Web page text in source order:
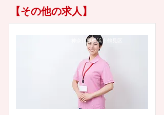
【その他の求人】
神奈川県横浜市鶴見区